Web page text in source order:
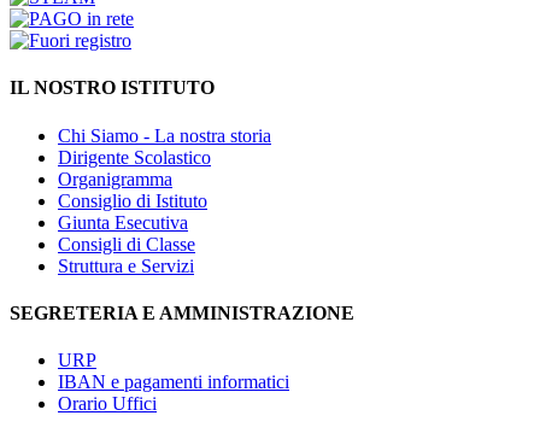
IL NOSTRO ISTITUTO
Chi Siamo - La nostra storia
Dirigente Scolastico
Organigramma
Consiglio di Istituto
Giunta Esecutiva
Consigli di Classe
Struttura e Servizi
SEGRETERIA E AMMINISTRAZIONE
URP
IBAN e pagamenti informatici
Orario Uffici